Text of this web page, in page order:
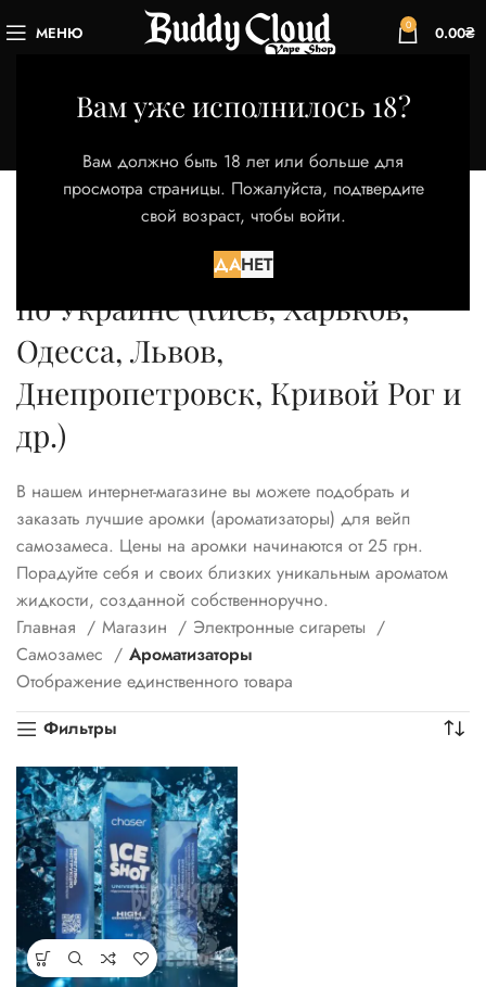
Вам уже исполнилось 18?
Вам должно быть 18 лет или больше для
просмотра страницы. Пожалуйста, подтвердите
свой возраст, чтобы войти.
ДАНЕТ
МЕНЮ 0 0.00₴
Ароматизаторы
Категории
Купить аромки
(ароматизаторы) для вейп
самозамеса недорого, доставка
по Украине (Киев, Харьков,
Одесса, Львов,
Днепропетровск, Кривой Рог и
др.)
В нашем интернет-магазине вы можете подобрать и
заказать лучшие аромки (ароматизаторы) для вейп
самозамеса. Цены на аромки начинаются от 25 грн.
Порадуйте себя и своих близких уникальным ароматом
жидкости, созданной собственноручно.
Главная
Магазин
Электронные сигареты
Самозамес
Ароматизаторы
Отображение единственного товара
Фильтры